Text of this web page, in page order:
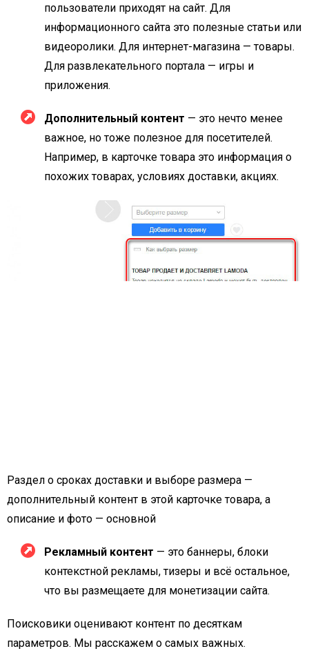
пользователи приходят на сайт. Для
информационного сайта это полезные статьи или
видеоролики. Для интернет-магазина — товары.
Для развлекательного портала — игры и
приложения.
Дополнительный контент — это нечто менее
важное, но тоже полезное для посетителей.
Например, в карточке товара это информация о
похожих товарах, условиях доставки, акциях.
Раздел о сроках доставки и выборе размера —
дополнительный контент в этой карточке товара, а
описание и фото — основной
Рекламный контент — это баннеры, блоки
контекстной рекламы, тизеры и всё остальное,
что вы размещаете для монетизации сайта.
Поисковики оценивают контент по десяткам
параметров. Мы расскажем о самых важных.